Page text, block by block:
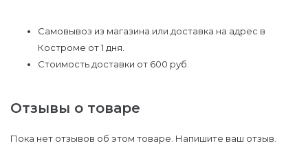
Самовывоз из магазина или доставка на адрес в
Костроме от 1 дня.
Стоимость доставки от 600 руб.
Отзывы о товаре
Пока нет отзывов об этом товаре. Напишите ваш отзыв.